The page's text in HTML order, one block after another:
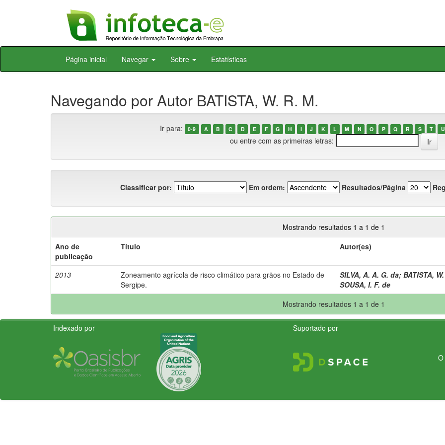
Skip
Página inicial Navegar Sobre Estatísticas
Navegando por Autor BATISTA, W. R. M.
Ir para: 0-9 A B C D E F G H I J K L M N O P Q R S T U
ou entre com as primeiras letras:
Classificar por: Em ordem: Resultados/Página
Mostrando resultados 1 a 1 de 1
Ano de
publicação
Título Autor(es)
2013
Zoneamento agrícola de risco climático para grãos no Estado de
Sergipe.
SILVA, A. A. G. da; BATISTA,
SOUSA, I. F. de
Mostrando resultados 1 a 1 de 1
Indexado por Suportado por